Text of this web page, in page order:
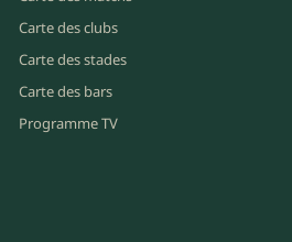
Carte des clubs
Carte des stades
Carte des bars
Programme TV